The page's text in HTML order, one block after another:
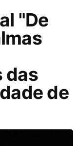
"De
das
de